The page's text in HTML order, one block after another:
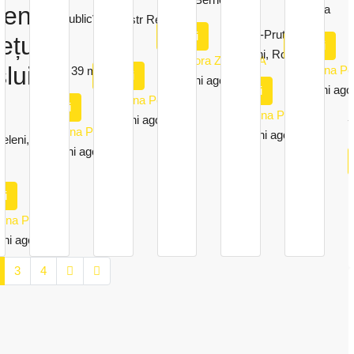
jud
Popescu
ago
Str Republicii, nr 2,
39 m²
Detalii
Cristina Popescu
11 luni ago
Vaslui, str Republicii
Detalii
Cristina Popescu
11 luni ago
Detalii
Teodora ZAMFIRA
11 luni ago
Rădăuți-Prut,
Botoșani, Romania
Detalii
Cristina Popescu
11 luni ago
Romania
Detalii
Cristina
11 luni ago
3 4